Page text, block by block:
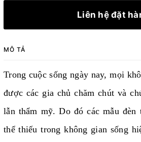
Liên hệ đặt
MÔ TẢ
Trong cuộc sống ngày nay, mọi
được các gia chủ chăm chút và
lẫn thẩm mỹ. Do đó các mẫu
thể thiếu trong không gian sống